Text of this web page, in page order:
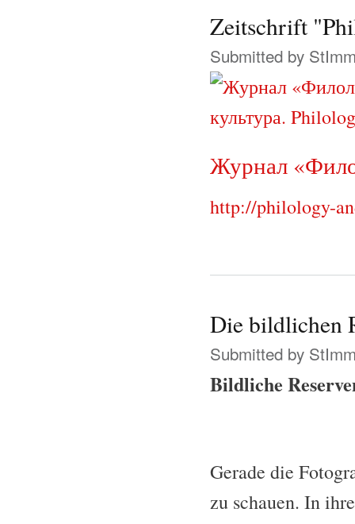
Zeitschrift
Submitted by
Журнал
http://philology-
Die bildlichen
Submitted by
Bildliche
Gerade die
zu schauen. In